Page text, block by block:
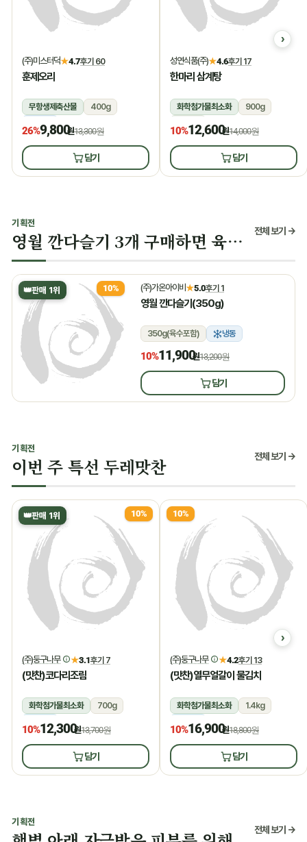
(주)미스터덕★4.7후기 60
훈제오리
무항생제축산물
400g
냉동
26%9,800원13,300원
담기
성연식품(주)★4.6후기 17
한마리 삼계탕
화학첨가물최소화
900g
상온
10%12,600원14,000원
담기
기획전
영월 깐다슬기 3개 구매하면 육수 증정 전체 보기 →
👑판매 1위 10% (주)가온아이비★5.0후기 1
영월 깐다슬기(350g)
350g(육수포함) 냉동
10%11,900원13,200원
담기
기획전
이번 주 특선 두레맛찬 전체 보기 →
👑판매 1위 10%
(주)둥구나무 ★3.1후기 7
(맛찬)코다리조림
화학첨가물최소화
700g
냉장
10%12,300원13,700원
담기
10%
(주)둥구나무 ★4.2후기 13
(맛찬)열무얼갈이 물김치
화학첨가물최소화
1.4kg
냉장
10%16,900원18,800원
담기
기획전
전체 보기 →